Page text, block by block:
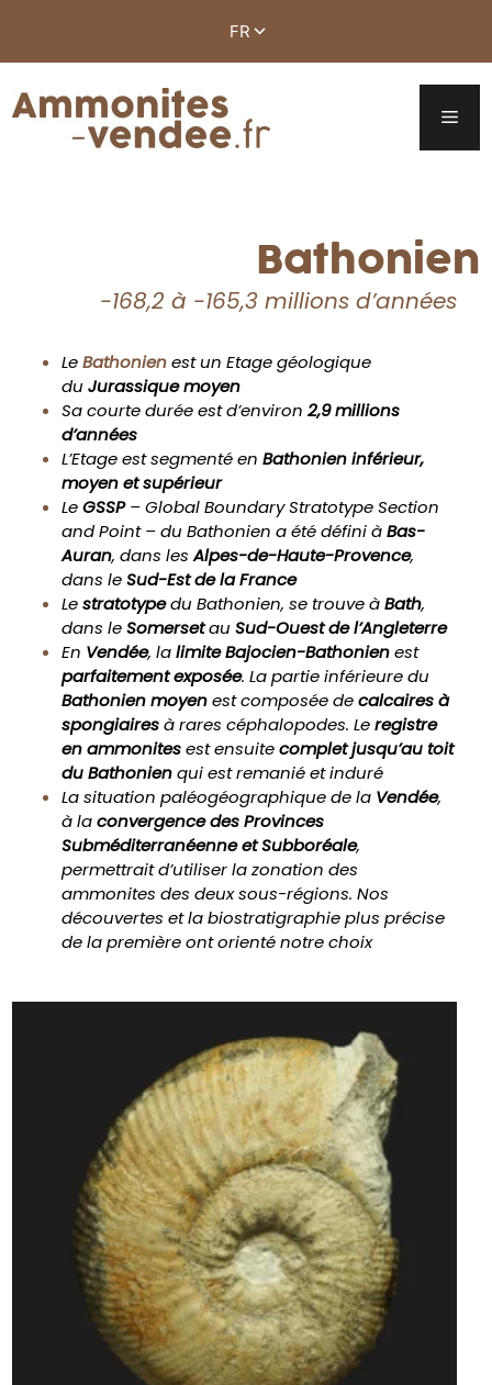
Bathonien
-168,2 à -165,3 millions d’années
LeBathonienest un Etage géologique
duJurassique moyen
Sa courte durée est d’environ2,9 millions
d’années
L’Etage est segmenté enBathonien inférieur,
moyen et supérieur
LeGSSP– Global Boundary Stratotype Section
and Point – du Bathonien a été défini àBas-
Auran, dans lesAlpes-de-Haute-Provence,
dans leSud-Est de la France
Lestratotypedu Bathonien, se trouve àBath,
dans leSomersetauSud-Ouest de l’Angleterre
En Vendée, lalimite Bajocien-Bathonienest
parfaitement exposée. La partie inférieure du
Bathonien moyenest composée decalcaires à
spongiairesà rares céphalopodes. Leregistre
en ammonitesest ensuitecompletjusqu’au toit
du Bathonienqui est remanié et induré
La situation paléogéographique de la Vendée,
à laconvergence des Provinces
Subméditerranéenne et Subboréale,
permettrait d’utiliser la zonation des
ammonites des deux sous-régions. Nos
découvertes et la biostratigraphie plus précise
de la première ont orienté notre choix